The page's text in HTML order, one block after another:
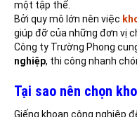
một tập thể.
Bởi quy mô lớn nên việc
giúp đỡ của những đơn vị
Công ty Trường Phong
nghiệp, thi công nhanh
Tại sao nên chọn
Giếng khoan công nghiệp